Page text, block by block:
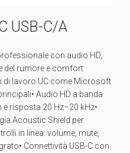
USB-C/A
con audio HD,
del rumore e comfort
di lavoro UC come Microsoft
Audio HD a banda
risposta 20 Hz–20 kHz•
Acoustic Shield per
in linea: volume, mute,
Connettività USB-C con